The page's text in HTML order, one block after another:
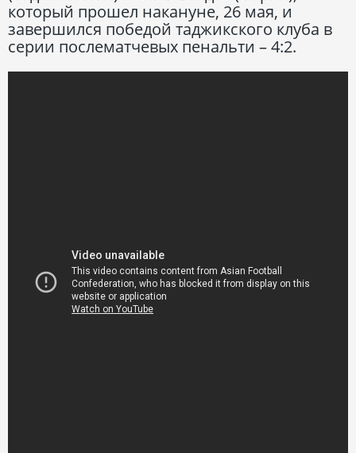
который прошел накануне, 26 мая, и
завершился победой таджикского клуба в
серии послематчевых пенальти – 4:2.